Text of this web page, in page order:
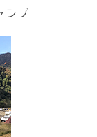
ンプ